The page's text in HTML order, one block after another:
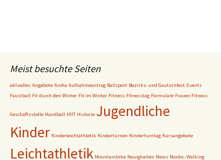
Meist besuchte Seiten
aktuelles Angebote Aroha Aufnahmeantrag Ballsport Bezirks- und Gauturnfest Events
Faustball Fit durch den Winter Fit im Winter Fitness Fitnesstag Formulare Frauen Fitness
Geschäftsstelle Handball HIIT Historie Jugendliche
Kinder Kinderleichtathletik Kinderturnen Kinderturntag Kursangebote
Leichtathletik Mountainbike Neuigkeiten News Nordic- Walking